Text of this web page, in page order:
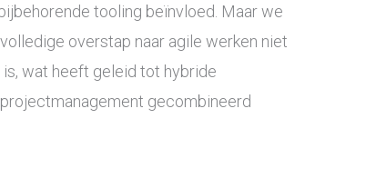
tooling beïnvloed. Maar we
overstap naar agile werken niet
wat heeft geleid tot hybride
gecombineerd